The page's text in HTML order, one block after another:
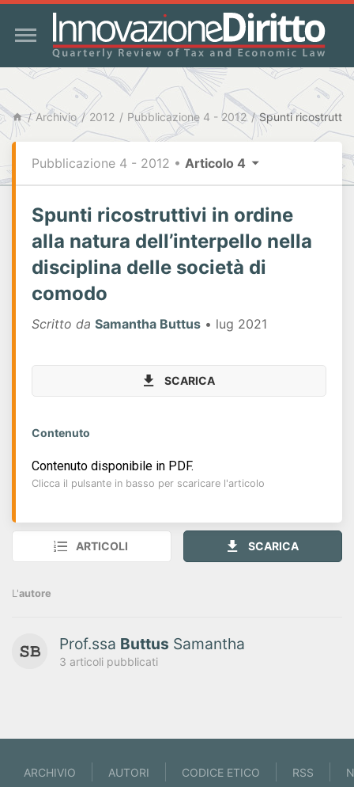
Archivio 2012 Pubblicazione 4 - 2012
Pubblicazione 4 - 2012 • Articolo 4
Spunti ricostruttivi in ordine
alla natura dell’interpello nella
disciplina delle società di
comodo
Scritto da Samantha Buttus • lug 2021
SCARICA
Contenuto
Contenuto disponibile in PDF.
Clicca il pulsante in basso per scaricare l'articolo
ARTICOLI SCARICA
L'autore
Prof.ssa Buttus Samantha
3 articoli pubblicati
ARCHIVIO AUTORI CODICE ETICO RSS